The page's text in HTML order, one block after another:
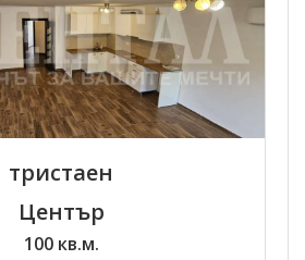
тристаен
Център
100 кв.м.